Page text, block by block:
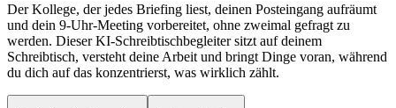
Der Kollege, der jedes Briefing liest, deinen Posteingang aufräumt
und dein 9-Uhr-Meeting vorbereitet, ohne zweimal gefragt zu
werden. Dieser KI-Schreibtischbegleiter sitzt auf deinem
Schreibtisch, versteht deine Arbeit und bringt Dinge voran, während
du dich auf das konzentrierst, was wirklich zählt.